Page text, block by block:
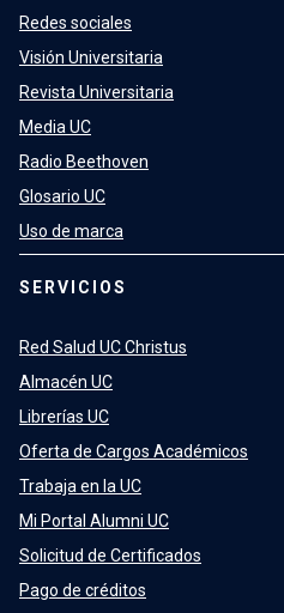
Redes sociales
Visión Universitaria
Revista Universitaria
Media UC
Radio Beethoven
Glosario UC
Uso de marca
SERVICIOS
Red Salud UC Christus
Almacén UC
Librerías UC
Oferta de Cargos Académicos
Trabaja en la UC
Mi Portal Alumni UC
Solicitud de Certificados
Pago de créditos